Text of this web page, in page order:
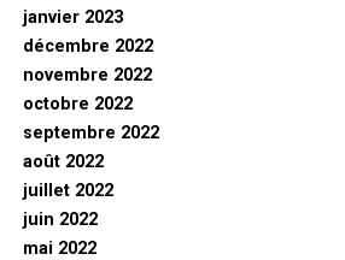
janvier 2023
décembre 2022
novembre 2022
octobre 2022
septembre 2022
août 2022
juillet 2022
juin 2022
mai 2022